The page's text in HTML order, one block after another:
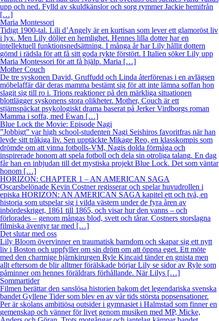
upp och ned. Fylld av skuldkänslor och sorg rymmer Jackie hemifrån
[…]
Maria Montessori
Tidigt 1900-tal. Lili d’Angely är en kurtisan som lever ett glamoröst liv
i lyx. Men Lily döljer en hemlighet. Hennes lilla dotter har en
intellektuell funktionsnedsättning. I många år har Lily hållit dottern
gömd i rädsla för att få sitt goda rykte förstört. I Italien söker Lily upp
Maria Montessori för att få hjälp. Maria […]
Mother Couch
De tre syskonen David, Gruffudd och Linda återförenas i en avlägsen
möbelaffär där deras mamma bestämt sig för att inte lämna soffan hon
slagit sig till ro i. Trions reaktioner på den märkliga situationen
blottlägger syskonens stora olikheter. Mother, Couch är ett
stjärnspäckat psykologiskt drama baserat på Jerker Virdborgs roman
Mamma i soffa, med Ewan […]
Blue Lock the Movie: Episode Nagi
”Jobbigt” var high school-studenten Nagi Seishiros favoritfras när han
levde sitt tråkiga liv. Sen upptäckte Mikage Reo, en klasskompis som
drömde om att vinna fotbolls-VM, Nagis dolda förmåga och
inspirerade honom att spela fotboll och dela sin otroliga talang. En dag
får han en inbjudan till det mystiska projekt Blue Lock. Det som väntar
honom […]
HORIZON: CHAPTER 1 – AN AMERICAN SAGA
Oscarsbelönade Kevin Costner regisserar och spelar huvudrollen i
episka HORIZON: AN AMERICAN SAGA kapitel ett och två, en
historia som utspelar sig i vilda västern under de fyra åren av
inbördeskriget, 1861 till 1865, och visar hur den vanns – och
förlorades – genom mångas blod, svett och tårar. Costners storslagna
filmiska äventyr tar med […]
Det slutar med oss
Lily Bloom övervinner en traumatisk barndom och skapar sig ett nytt
liv i Boston och uppfyller om sin dröm om att öppna eget. Ett möte
med den charmige hjärnkirurgen Ryle Kincaid tänder en gnista men
allt eftersom de blir alltmer förälskade börjar Lily se sidor av Ryle som
påminner om hennes föräldrars förhållande. När Lilys […]
Sommartider
Filmen berättar den sanslösa historien bakom det legendariska svenska
bandet Gyllene Tider som blev en av vår tids största popsensationer.
Per är skolans ambitiösa outsider i gymnasiet i Halmstad som finner en
gemenskap och vänner för livet genom musiken med MP, Micke,